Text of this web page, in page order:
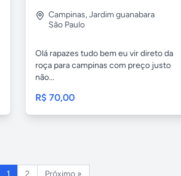
Campinas,Jardim guanabara
São Paulo
Olá rapazes tudo bem eu vir direto da
roça para campinas com preço justo
não...
R$ 70,00
1 2 Próximo »